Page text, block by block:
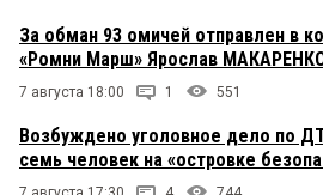
За обман 93 омичей отправлен в
«Ромни Марш» Ярослав
7 августа 18:00 1 551
Возбуждено уголовное дело по
семь человек на «островке